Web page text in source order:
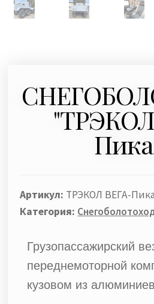
Артикул: ТРЭКОЛ ВЕГА-
Категория:
Грузопассажирский
переднемоторной
кузовом из